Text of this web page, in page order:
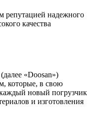
надежного
качества
«Doosan»)
которые, в свою
каждый новый погрузчик
и изготовления